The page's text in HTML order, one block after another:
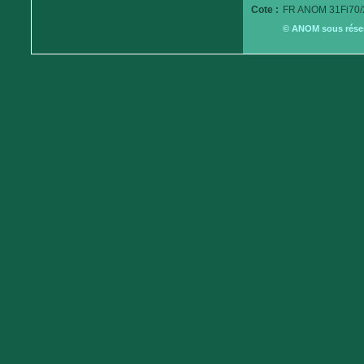
Cote : FR ANOM
© ANOM sous